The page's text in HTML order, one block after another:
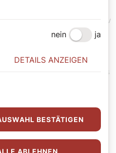
Geistlicher demonstrativ
des Philosophen Sokrates
Lehre empfiehlt
– aus
nein ja
DETAILS ANZEIGEN
BESTÄTIGEN
ABLEHNEN